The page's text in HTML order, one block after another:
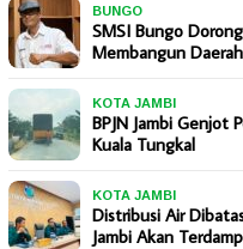
BUNGO
SMSI Bungo
Membangun Daerah
KOTA JAMBI
BPJN Jambi Genjot
Kuala Tungkal
KOTA JAMBI
Distribusi Air
Jambi Akan